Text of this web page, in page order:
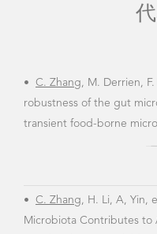
• C. Zhang, M. Derrien,
robustness of the gut
transient food-borne
• C. Zhang, H. Li, A, Yin,
Microbiota Contributes to